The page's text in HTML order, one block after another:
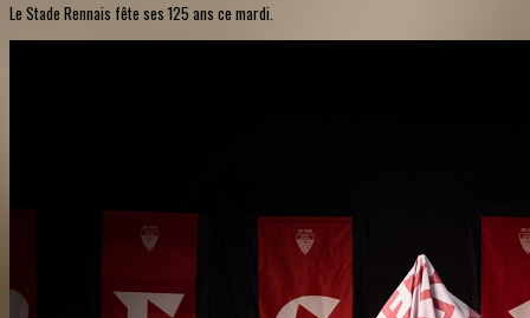
Le Stade Rennais fête ses 125 ans ce mardi.